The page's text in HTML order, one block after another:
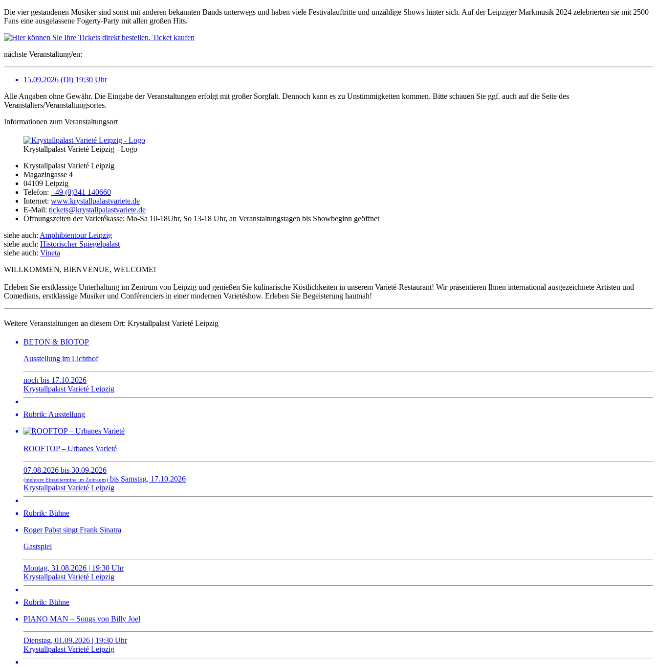
Die vier gestandenen Musiker sind sonst mit anderen bekannten Bands unterwegs und haben viele Festivalauftritte und unzählige Shows hinter sich. Auf der Leipziger Markmusik 2024 zelebrierten sie mit 2500
Fans eine ausgelassene Fogerty-Party mit allen großen Hits.
Ticket kaufen
nächste Veranstaltung/en:
15.09.2026 (Di) 19:30 Uhr
Alle Angaben ohne Gewähr. Die Eingabe der Veranstaltungen erfolgt mit großer Sorgfalt. Dennoch kann es zu Unstimmigkeiten kommen. Bitte schauen Sie ggf. auch auf die Seite des
Veranstalters/Veranstaltungsortes.
Informationen zum Veranstaltungsort
Krystallpalast Varieté Leipzig - Logo
Krystallpalast Varieté Leipzig
Magazingasse 4
04109 Leipzig
Telefon: +49 (0)341 140660
Internet: www.krystallpalastvariete.de
E-Mail: tickets@krystallpalastvariete.de
Öffnungszeiten der Varietékasse: Mo-Sa 10-18Uhr, So 13-18 Uhr, an Veranstaltungstagen bis Showbeginn geöffnet
siehe auch: Amphibientour Leipzig
siehe auch: Historischer Spiegelpalast
siehe auch: Vineta
WILLKOMMEN, BIENVENUE, WELCOME!
Erleben Sie erstklassige Unterhaltung im Zentrum von Leipzig und genießen Sie kulinarische Köstlichkeiten in unserem Varieté-Restaurant! Wir präsentieren Ihnen international ausgezeichnete Artisten und
Comedians, erstklassige Musiker und Conférenciers in einer modernen Varietéshow. Erleben Sie Begeisterung hautnah!
Weitere Veranstaltungen an diesem Ort: Krystallpalast Varieté Leipzig
BETON & BIOTOP
Ausstellung im Lichthof
noch bis 17.10.2026
Krystallpalast Varieté Leipzig
Rubrik: Ausstellung
ROOFTOP – Urbanes Varieté
07.08.2026 bis 30.09.2026
(mehrere Einzeltermine im Zeitraum) bis Samstag, 17.10.2026
Krystallpalast Varieté Leipzig
Rubrik: Bühne
Roger Pabst singt Frank Sinatra
Gastspiel
Montag, 31.08.2026 | 19:30 Uhr
Krystallpalast Varieté Leipzig
Rubrik: Bühne
PIANO MAN – Songs von Billy Joel
Dienstag, 01.09.2026 | 19:30 Uhr
Krystallpalast Varieté Leipzig